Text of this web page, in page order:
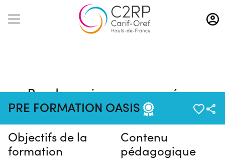
Aller
au
contenu
PRE FORMATION OASIS
Pas de session programmée en
ce moment
Objectifs de la
formation
Contenu
pédagogique